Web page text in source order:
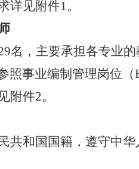
详见附件1。
名，主要承担各专业
照事业编制管理岗位（
附件2。
共和国国籍，遵守中